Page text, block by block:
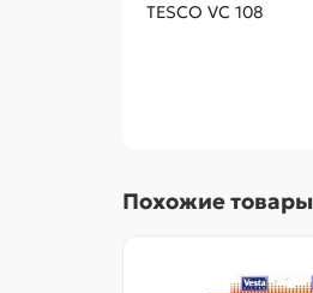
TESCO VC 108
Похожие товары